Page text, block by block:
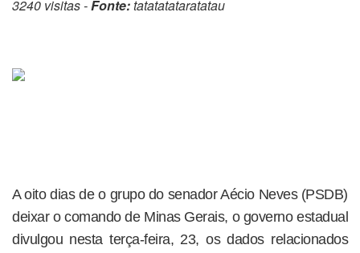
3240 visitas -Fonte:tatatatataratatau
A oito dias de o grupo do senador Aécio Neves (PSDB)
deixar o comando de Minas Gerais, o governo estadual
divulgou nesta terça-feira, 23, os dados relacionados